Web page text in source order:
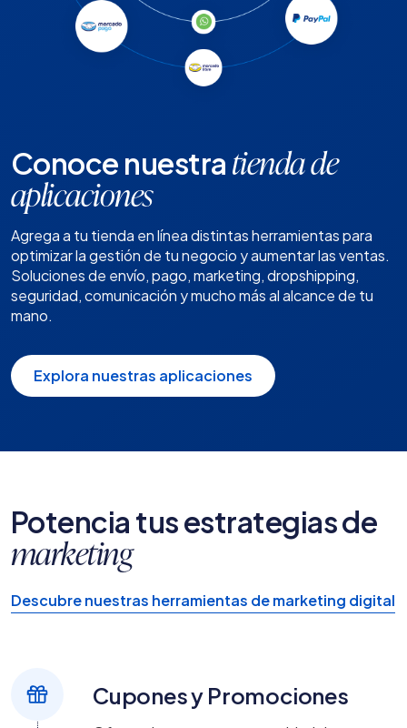
Conoce nuestra tienda de
aplicaciones
Agrega a tu tienda en línea distintas herramientas para
optimizar la gestión de tu negocio y aumentar las ventas.
Soluciones de envío, pago, marketing, dropshipping,
seguridad, comunicación y mucho más al alcance de tu
mano.
Explora nuestras aplicaciones
Potencia tus estrategias de
marketing
Descubre nuestras herramientas de marketing digital
Cupones y Promociones